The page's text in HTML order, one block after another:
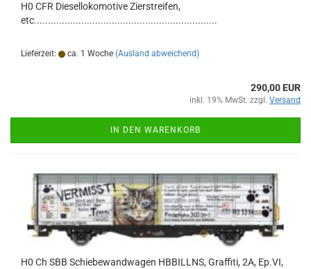
H0 CFR Diesellokomotive Zierstreifen,
etc..................................................................
Lieferzeit: ca. 1 Woche (Ausland abweichend)
290,00 EUR
inkl. 19% MwSt. zzgl. Versand
IN DEN WARENKORB
H0 Ch SBB Schiebewandwagen HBBILLNS, Graffiti, 2A, Ep.VI,